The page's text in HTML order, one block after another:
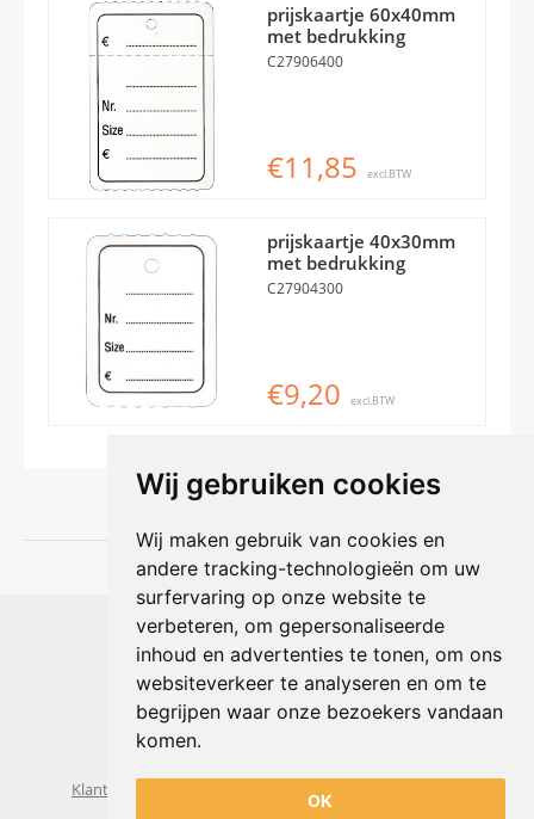
Wij gebruiken cookies
Wij maken gebruik van cookies en
andere tracking-technologieën om uw
surfervaring op onze website te
verbeteren, om gepersonaliseerde
inhoud en advertenties te tonen, om ons
websiteverkeer te analyseren en om te
begrijpen waar onze bezoekers vandaan
komen.
OK
prijskaartje 60x40mm
met bedrukking
C27906400
€11,85 excl.BTW
prijskaartje 40x30mm
met bedrukking
C27904300
€9,20 excl.BTW
Shophouse online
Max Planckstraat 4
6716 BE Ede, Nederland
Telefoon:+31(0)318 618 121
E-mail: info@shophouse.nl
Geopend: ma t/m vr 09:00-17:00 uur
Klantenservice
Algemene voorwaarden